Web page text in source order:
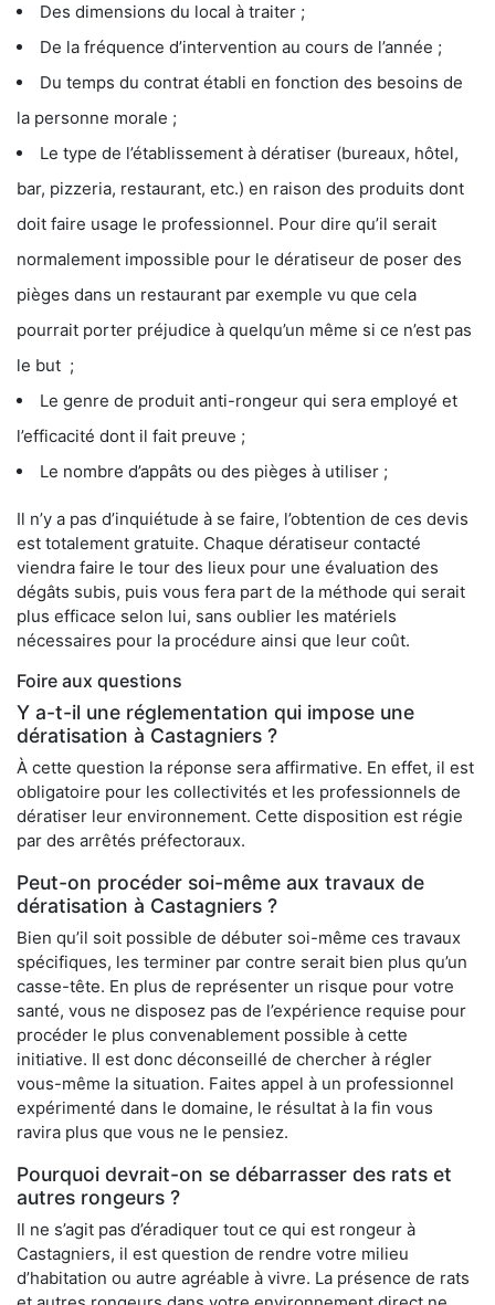
Des dimensions du local à traiter ;
De la fréquence d’intervention au cours de l’année ;
Du temps du contrat établi en fonction des besoins de
la personne morale ;
Le type de l’établissement à dératiser (bureaux, hôtel,
bar, pizzeria, restaurant, etc.) en raison des produits dont
doit faire usage le professionnel. Pour dire qu’il serait
normalement impossible pour le dératiseur de poser des
pièges dans un restaurant par exemple vu que cela
pourrait porter préjudice à quelqu’un même si ce n’est pas
le but ;
Le genre de produit anti-rongeur qui sera employé et
l’efficacité dont il fait preuve ;
Le nombre d’appâts ou des pièges à utiliser ;
Il n’y a pas d’inquiétude à se faire, l’obtention de ces devis
est totalement gratuite. Chaque dératiseur contacté
viendra faire le tour des lieux pour une évaluation des
dégâts subis, puis vous fera part de la méthode qui serait
plus efficace selon lui, sans oublier les matériels
nécessaires pour la procédure ainsi que leur coût.
Foire aux questions
Y a-t-il une réglementation qui impose une
dératisation à Castagniers ?
À cette question la réponse sera affirmative. En effet, il est
obligatoire pour les collectivités et les professionnels de
dératiser leur environnement. Cette disposition est régie
par des arrêtés préfectoraux.
Peut-on procéder soi-même aux travaux de
dératisation à Castagniers ?
Bien qu’il soit possible de débuter soi-même ces travaux
spécifiques, les terminer par contre serait bien plus qu’un
casse-tête. En plus de représenter un risque pour votre
santé, vous ne disposez pas de l’expérience requise pour
procéder le plus convenablement possible à cette
initiative. Il est donc déconseillé de chercher à régler
vous-même la situation. Faites appel à un professionnel
expérimenté dans le domaine, le résultat à la fin vous
ravira plus que vous ne le pensiez.
Pourquoi devrait-on se débarrasser des rats et
autres rongeurs ?
Il ne s’agit pas d’éradiquer tout ce qui est rongeur à
Castagniers, il est question de rendre votre milieu
d’habitation ou autre agréable à vivre. La présence de rats